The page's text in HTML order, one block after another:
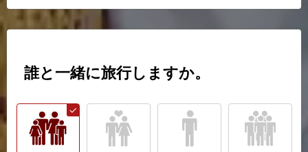
誰と一緒に旅行しますか。